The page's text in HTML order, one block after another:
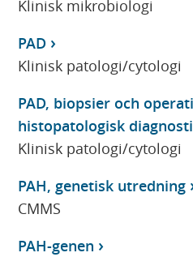
Klinisk mikrobiologi
PAD
Klinisk patologi/cytologi
PAD, biopsier och
histopatologisk
Klinisk patologi/cytologi
PAH, genetisk utredning
CMMS
PAH-genen